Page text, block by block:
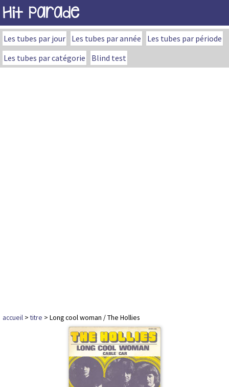
Hit Parade
Les tubes par jour Les tubes par année
Les tubes par période
Les tubes par catégorie
Blind test
accueil >titre > Long cool woman / The Hollies